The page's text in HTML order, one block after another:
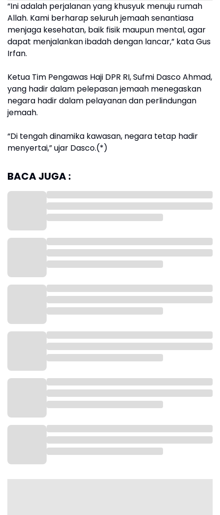
“Ini adalah perjalanan yang khusyuk menuju rumah
Allah. Kami berharap seluruh jemaah senantiasa
menjaga kesehatan, baik fisik maupun mental, agar
dapat menjalankan ibadah dengan lancar,” kata Gus
Irfan.
Ketua Tim Pengawas Haji DPR RI, Sufmi Dasco Ahmad,
yang hadir dalam pelepasan jemaah menegaskan
negara hadir dalam pelayanan dan perlindungan
jemaah.
“Di tengah dinamika kawasan, negara tetap hadir
menyertai,” ujar Dasco.(*)
BACA JUGA :